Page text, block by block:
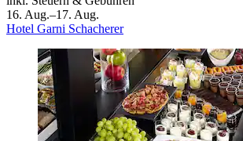
16. Aug.–17. Aug.
Hotel Garni Schacherer